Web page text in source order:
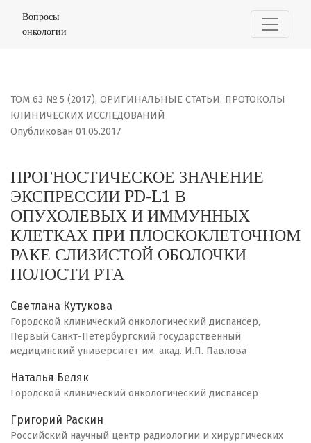
ПРОГНОСТИЧЕСКОЕ ЗНАЧЕНИЕ ЭКСПРЕССИИ PD-L1 В
Вопросы
онкологии
ТОМ 63 № 5 (2017), ОРИГИНАЛЬНЫЕ СТАТЬИ. ПРОТОКОЛЫ
КЛИНИЧЕСКИХ ИССЛЕДОВАНИЙ
ПРОГНОСТИЧЕСКОЕ ЗНАЧЕНИЕ
ЭКСПРЕССИИ PD-L1 В
ОПУХОЛЕВЫХ И ИММУННЫХ
КЛЕТКАХ ПРИ ПЛОСКОКЛЕТОЧНОМ
РАКЕ СЛИЗИСТОЙ ОБОЛОЧКИ
ПОЛОСТИ РТА
Опубликован 01.05.2017
Светлана Кутукова
Городской клинический онкологический диспансер,
Первый Санкт-Петербургский государственный
медицинский университет им. акад. И.П. Павлова
Наталья Беляк
Городской клинический онкологический диспансер
Григорий Раскин
Российский научный центр радиологии и хирургических